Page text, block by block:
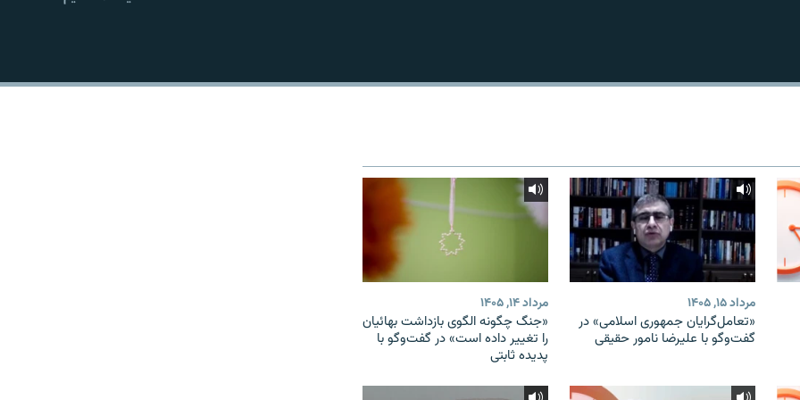
EMBED
مرداد ۱۵, ۱۴۰۵
«تعامل‌گرایان جمهوری اسلامی» در
گفت‌وگو با علیرضا نامور حقیقی
مرداد ۱۴, ۱۴۰۵
«جنگ چگونه الگوی بازداشت بهائیان
را تغییر داده است» در گفت‌وگو با
پدیده ثابتی